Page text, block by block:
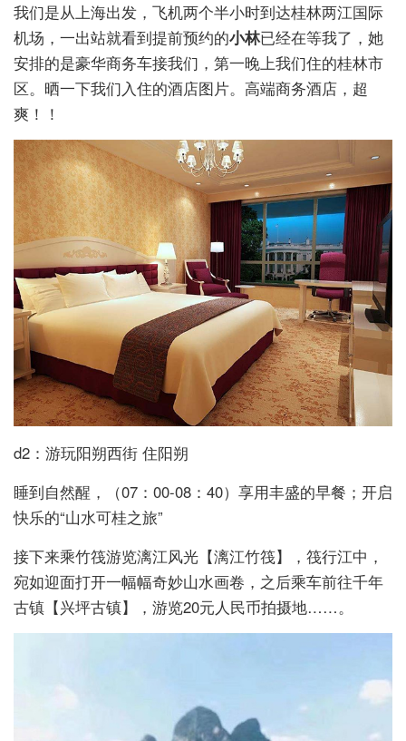
我们是从上海出发，飞机两个半小时到达桂林两江国际
机场，一出站就看到提前预约的小林已经在等我了，她
安排的是豪华商务车接我们，第一晚上我们住的桂林市
区。晒一下我们入住的酒店图片。高端商务酒店，超
爽！！
d2：游玩阳朔西街 住阳朔
睡到自然醒，（07：00-08：40）享用丰盛的早餐；开启
快乐的“山水可桂之旅”
接下来乘竹筏游览漓江风光【漓江竹筏】，筏行江中，
宛如迎面打开一幅幅奇妙山水画卷，之后乘车前往千年
古镇【兴坪古镇】，游览20元人民币拍摄地……。